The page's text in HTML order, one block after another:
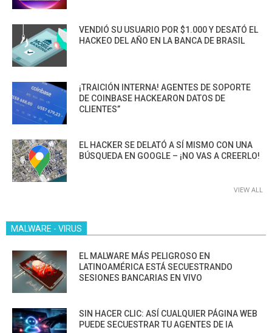
VENDIÓ SU USUARIO POR $1.000 Y DESATÓ EL
HACKEO DEL AÑO EN LA BANCA DE BRASIL
¡TRAICIÓN INTERNA! AGENTES DE SOPORTE
DE COINBASE HACKEARON DATOS DE
CLIENTES”
EL HACKER SE DELATÓ A SÍ MISMO CON UNA
BÚSQUEDA EN GOOGLE – ¡NO VAS A CREERLO!
VIEW ALL
MALWARE - VIRUS
EL MALWARE MÁS PELIGROSO EN
LATINOAMÉRICA ESTÁ SECUESTRANDO
SESIONES BANCARIAS EN VIVO
SIN HACER CLIC: ASÍ CUALQUIER PÁGINA WEB
PUEDE SECUESTRAR TU AGENTES DE IA